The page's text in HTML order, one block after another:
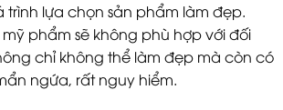
trình lựa chọn sản phẩm làm đẹp.
phẩm sẽ không phù hợp với đối
chỉ không thể làm đẹp mà còn có
ngứa, rất nguy hiểm.